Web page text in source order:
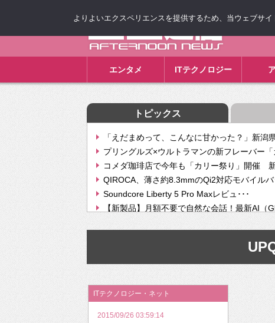
エンタメ ITテクノロジー
トピックス
「えだまめって、こんなに甘かった？」新潟
プリングルズ×ウルトラマンの新フレーバー
コメダ珈琲店で今年も「カリー祭り」開催
QIROCA、薄さ約8.3mmのQi2対応モバイルバ
Soundcore Liberty 5 Pro Maxレビュ･･･
【新製品】月額不要で自然な会話！最新AI（
【次世代の没入感と生産性】VITURE Luma
挫折率8割の壁をAIで突破。ジャストシステ
2026年のバレンタインは「自分で作って、想
ITテクノロジー・ネット
2015/09/26 03:59:14
よりよいエクスペリエンスを提供するため、当ウェブサ